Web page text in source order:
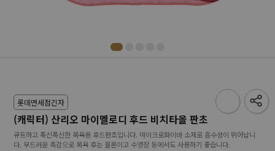
롯데면세점긴자
(캐릭터) 산리오 마이멜로디 후드 비치타올 판초
큐트하고 폭신폭신한 목욕용 후드판쵸입니다. 마이크로화이바 소재로 흡수성이 뛰어납니
다. 부드러운 촉감으로 목욕 후는 물론이고 수영장 등에서도 사용하기 좋습니다.